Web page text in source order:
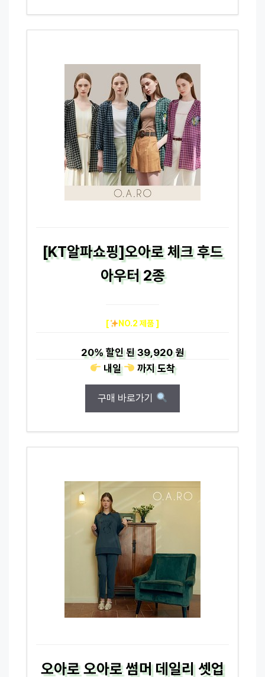
[KT알파쇼핑]오아로 체크 후드
아우터 2종
[ NO.2 제품 ]
20%할인 된39,920 원
내일
까지도착
구매 바로가기
오아로 오아로 썸머 데일리 셋업